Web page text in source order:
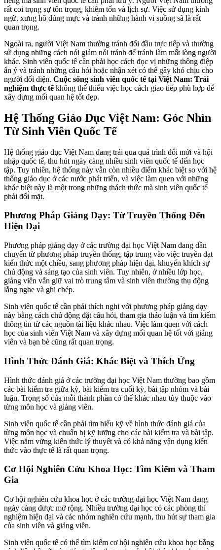
rất coi trọng sự tôn trọng, khiêm tốn và lịch sự. Việc sử dụng kính
ngữ, xưng hô đúng mực và tránh những hành vi suồng sã là rất
quan trọng.
Ngoài ra, người Việt Nam thường tránh đối đầu trực tiếp và thường
sử dụng những cách nói giảm nói tránh để tránh làm mất lòng người
khác. Sinh viên quốc tế cần phải học cách đọc vị những thông điệp
ẩn ý và tránh những câu hỏi hoặc nhận xét có thể gây khó chịu cho
người đối diện. Cuộc sống sinh viên quốc tế tại Việt Nam: Trải
nghiệm thực tếkhông thể thiếu việc học cách giao tiếp phù hợp để
xây dựng mối quan hệ tốt đẹp.
Hệ Thống Giáo Dục Việt Nam: Góc Nhìn
Từ Sinh Viên Quốc Tế
Hệ thống giáo dục Việt Nam đang trải qua quá trình đổi mới và hội
nhập quốc tế, thu hút ngày càng nhiều sinh viên quốc tế đến học
tập. Tuy nhiên, hệ thống này vẫn còn nhiều điểm khác biệt so với hệ
thống giáo dục ở các nước phát triển, và việc làm quen với những
khác biệt này là một trong những thách thức mà sinh viên quốc tế
phải đối mặt.
Phương Pháp Giảng Dạy: Từ Truyền Thống Đến
Hiện Đại
Phương pháp giảng dạy ở các trường đại học Việt Nam đang dần
chuyển từ phương pháp truyền thống, tập trung vào việc truyền đạt
kiến thức một chiều, sang phương pháp hiện đại, khuyến khích sự
chủ động và sáng tạo của sinh viên. Tuy nhiên, ở nhiều lớp học,
giảng viên vẫn giữ vai trò trung tâm và sinh viên thường thụ động
lắng nghe và ghi chép.
Sinh viên quốc tế cần phải thích nghi với phương pháp giảng dạy
này bằng cách chủ động đặt câu hỏi, tham gia thảo luận và tìm kiếm
thông tin từ các nguồn tài liệu khác nhau. Việc làm quen với cách
học của sinh viên Việt Nam và xây dựng mối quan hệ tốt với giảng
viên và bạn bè cũng rất quan trọng.
Hình Thức Đánh Giá: Khác Biệt và Thích Ứng
Hình thức đánh giá ở các trường đại học Việt Nam thường bao gồm
các bài kiểm tra giữa kỳ, bài kiểm tra cuối kỳ, bài tập nhóm và bài
luận. Trọng số của mỗi thành phần có thể khác nhau tùy thuộc vào
từng môn học và giảng viên.
Sinh viên quốc tế cần phải tìm hiểu kỹ về hình thức đánh giá của
từng môn học và chuẩn bị kỹ lưỡng cho các bài kiểm tra và bài tập.
Việc nắm vững kiến thức lý thuyết và có khả năng vận dụng kiến
thức vào thực tế là rất quan trọng.
Cơ Hội Nghiên Cứu Khoa Học: Tìm Kiếm và Tham
Gia
Cơ hội nghiên cứu khoa học ở các trường đại học Việt Nam đang
ngày càng được mở rộng. Nhiều trường đại học có các phòng thí
nghiệm hiện đại và các nhóm nghiên cứu mạnh, thu hút sự tham gia
của sinh viên và giảng viên.
Sinh viên quốc tế có thể tìm kiếm cơ hội nghiên cứu khoa học bằng